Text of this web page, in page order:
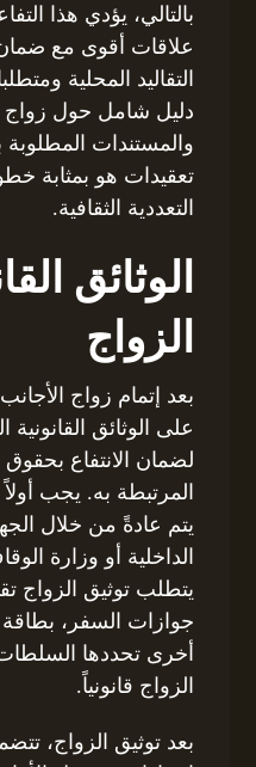
بالتالي، يؤدي هذا
علاقات أقوى مع
التقاليد المحلية
دليل شامل حول زواج
والمستندات
تعقيدات هو بمثابة
التعددية الثقافية.
الوثائق
الزواج
بعد إتمام زواج
على الوثائق القانونية
لضمان الانتفاع بحقوق
المرتبطة به. يجب
يتم عادةً من خلال
الداخلية أو وزارة
يتطلب توثيق الزواج
جوازات السفر،
أخرى تحددها
الزواج قانونياً.
بعد توثيق الزواج،